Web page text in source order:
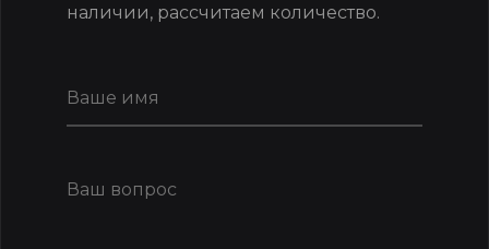
наличии, рассчитаем количество.